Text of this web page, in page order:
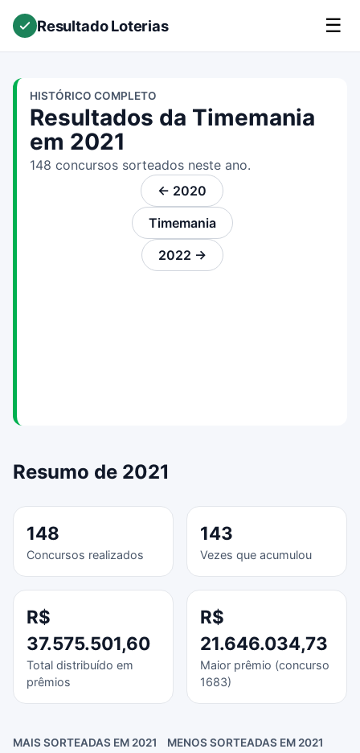
Resultado Loterias ☰
HISTÓRICO COMPLETO
Resultados da Timemania
em 2021
148 concursos sorteados neste ano.
← 2020
Timemania
2022 →
Resumo de 2021
148
Concursos realizados
143
Vezes que acumulou
R$
37.575.501,60
Total distribuído em
prêmios
R$
21.646.034,73
Maior prêmio (concurso
1683)
MAIS SORTEADAS EM 2021 MENOS SORTEADAS EM 2021